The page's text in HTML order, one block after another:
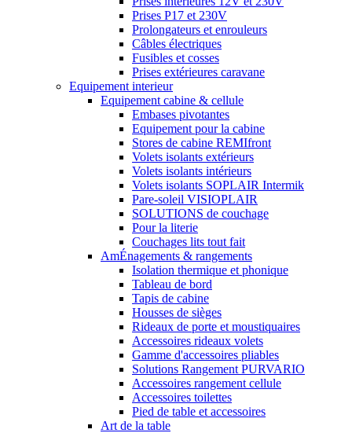
Prises P17 et 230V
Prolongateurs et enrouleurs
Câbles électriques
Fusibles et cosses
Prises extérieures caravane
Equipement interieur
Equipement cabine & cellule
Embases pivotantes
Equipement pour la cabine
Stores de cabine REMIfront
Volets isolants extérieurs
Volets isolants intérieurs
Volets isolants SOPLAIR Intermik
Pare-soleil VISIOPLAIR
SOLUTIONS de couchage
Pour la literie
Couchages lits tout fait
AmÉnagements & rangements
Isolation thermique et phonique
Tableau de bord
Tapis de cabine
Housses de sièges
Rideaux de porte et moustiquaires
Accessoires rideaux volets
Gamme d'accessoires pliables
Solutions Rangement PURVARIO
Accessoires rangement cellule
Accessoires toilettes
Pied de table et accessoires
Art de la table